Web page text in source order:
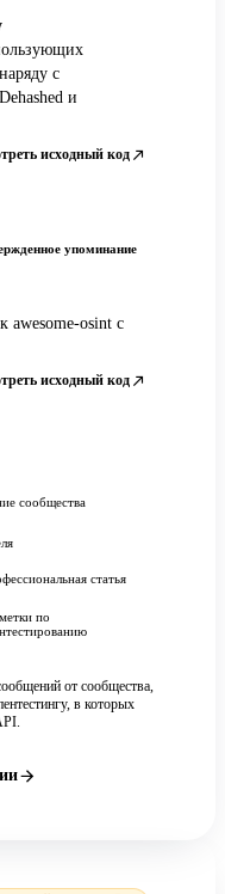
с
и
исходный код
упоминание
awesome-osint с
исходный код
сообщества
статья
по
от сообщества,
в которых